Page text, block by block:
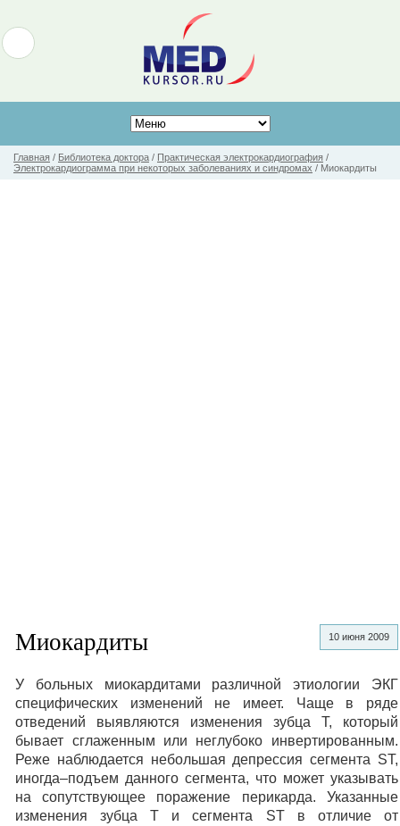
Главная / Библиотека доктора / Практическая электрокардиография /
Электрокардиограмма при некоторых заболеваниях и синдромах / Миокардиты
10 июня 2009
Миокардиты
У больных миокардитами различной этиологии ЭКГ
специфических изменений не имеет. Чаще в ряде
отведений выявляются изменения зубца Т, который
бывает сглаженным или неглубоко инвертированным.
Реже наблюдается небольшая депрессия сегмента ST,
иногда–подъем данного сегмента, что может указывать
на сопутствующее поражение перикарда. Указанные
изменения зубца T и сегмента ST в отличие от